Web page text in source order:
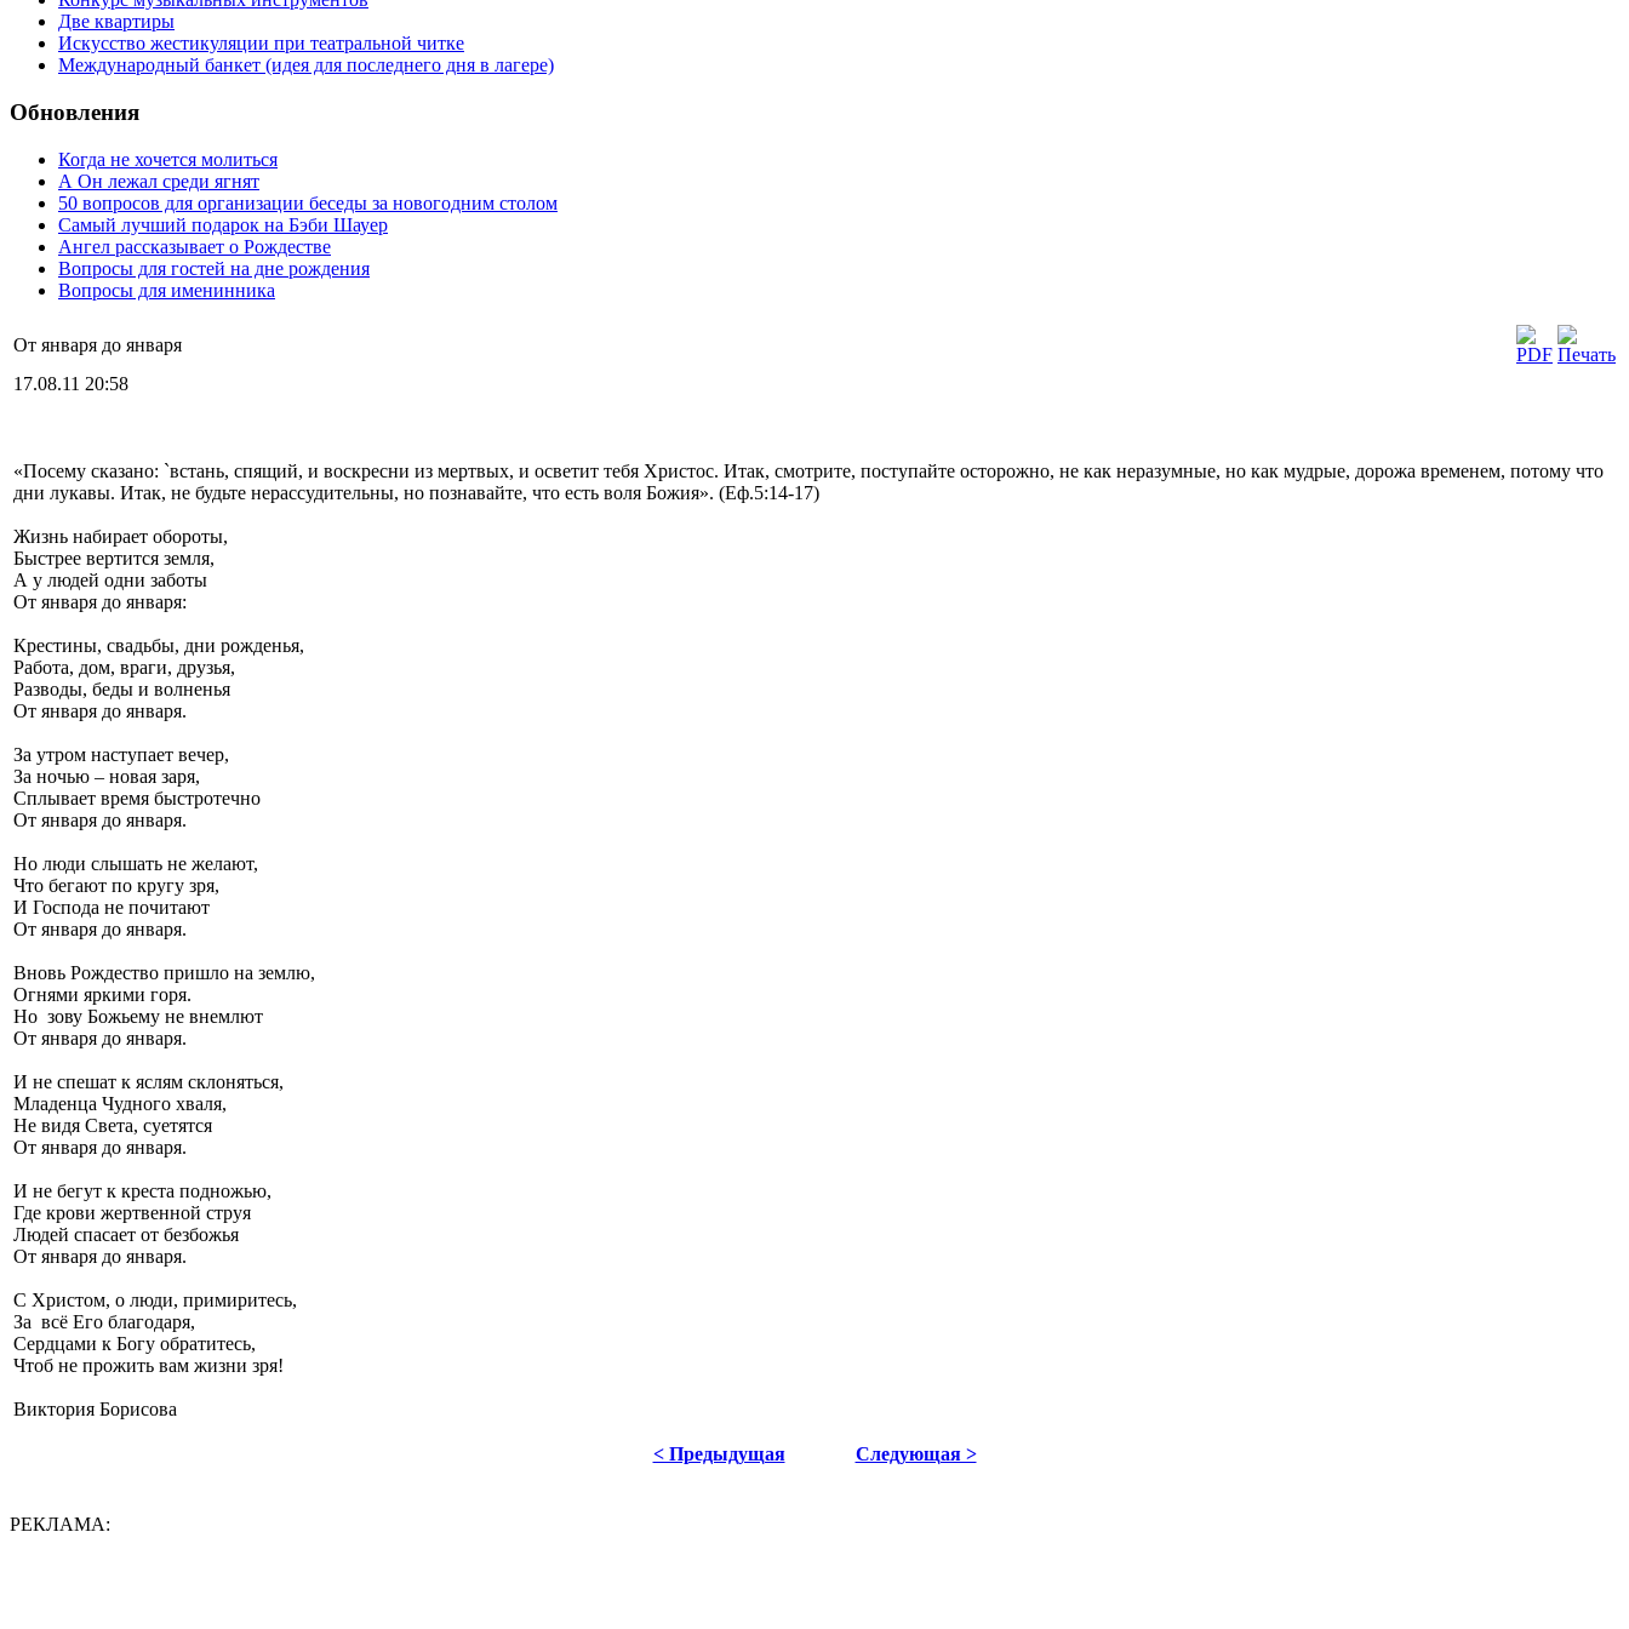
Две квартиры
Искусство жестикуляции при театральной читке
Международный банкет (идея для последнего дня в лагере)
Обновления
Когда не хочется молиться
А Он лежал среди ягнят
50 вопросов для организации беседы за новогодним столом
Самый лучший подарок на Бэби Шауер
Ангел рассказывает о Рождестве
Вопросы для гостей на дне рождения
Вопросы для именинника
От января до января
17.08.11 20:58
«Посему сказано: `встань, спящий, и воскресни из мертвых, и осветит тебя Христос. Итак, смотрите, поступайте осторожно, не как неразумные, но как мудрые, дорожа временем, потому что
дни лукавы. Итак, не будьте нерассудительны, но познавайте, что есть воля Божия». (Еф.5:14-17)
Жизнь набирает обороты,
Быстрее вертится земля,
А у людей одни заботы
От января до января:
Крестины, свадьбы, дни рожденья,
Работа, дом, враги, друзья,
Разводы, беды и волненья
От января до января.
За утром наступает вечер,
За ночью – новая заря,
Сплывает время быстротечно
От января до января.
Но люди слышать не желают,
Что бегают по кругу зря,
И Господа не почитают
От января до января.
Вновь Рождество пришло на землю,
Огнями яркими горя.
Но зову Божьему не внемлют
От января до января.
И не спешат к яслям склоняться,
Младенца Чудного хваля,
Не видя Света, суетятся
От января до января.
И не бегут к креста подножью,
Где крови жертвенной струя
Людей спасает от безбожья
От января до января.
С Христом, о люди, примиритесь,
За всё Его благодаря,
Сердцами к Богу обратитесь,
Чтоб не прожить вам жизни зря!
Виктория Борисова
< Предыдущая Следующая >
РЕКЛАМА: